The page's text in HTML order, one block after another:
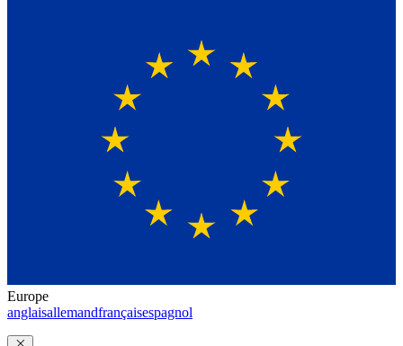
Europe
anglaisallemandfrançaisespagnol